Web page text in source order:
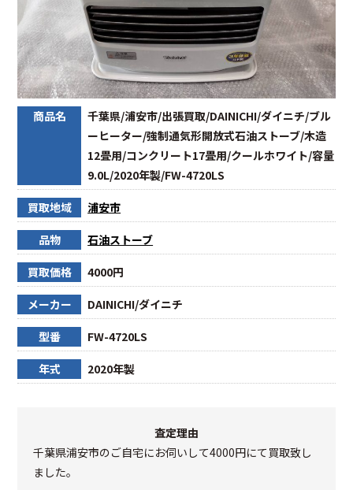
商品名
千葉県/浦安市/出張買取/DAINICHI/ダイニチ/ブル
ーヒーター/強制通気形開放式石油ストーブ/木造
12畳用/コンクリート17畳用/クールホワイト/容量
9.0L/2020年製/FW-4720LS
買取地域 浦安市
品物 石油ストーブ
買取価格 4000円
メーカー DAINICHI/ダイニチ
型番 FW-4720LS
年式 2020年製
査定理由
千葉県浦安市のご自宅にお伺いして4000円にて買取致し
ました。